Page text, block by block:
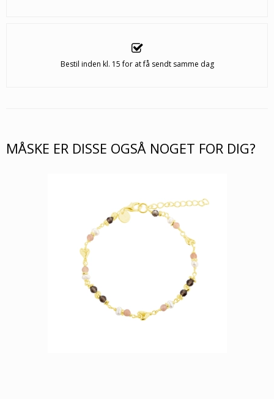
Bestil inden kl. 15 for at få sendt samme dag
MÅSKE ER DISSE OGSÅ NOGET FOR DIG?